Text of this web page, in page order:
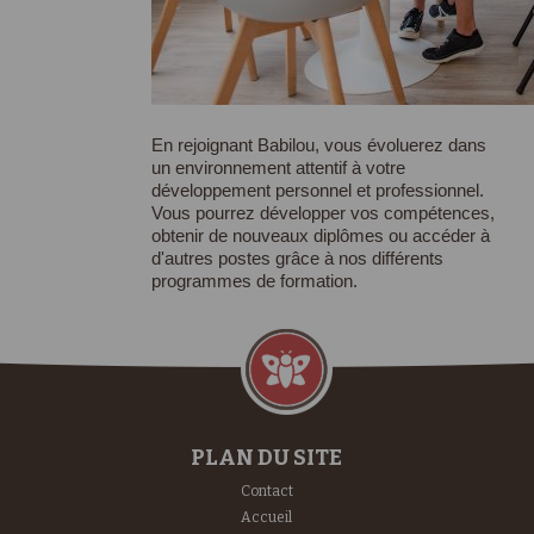
En rejoignant Babilou, vous évoluerez dans
un environnement attentif à votre
développement personnel et professionnel.
Vous pourrez développer vos compétences,
obtenir de nouveaux diplômes ou accéder à
d'autres postes grâce à nos différents
programmes de formation.
PLAN DU SITE
Contact
Accueil